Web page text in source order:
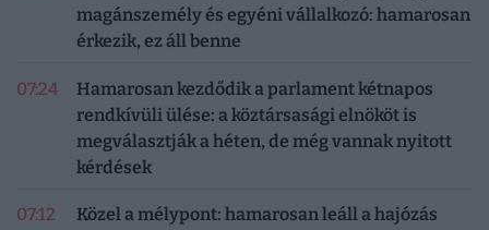
magánszemély és egyéni vállalkozó: hamarosan
érkezik, ez áll benne
07:24
Hamarosan kezdődik a parlament kétnapos
rendkívüli ülése: a köztársasági elnököt is
megválasztják a héten, de még vannak nyitott
kérdések
07:12 Közel a mélypont: hamarosan leáll a hajózás